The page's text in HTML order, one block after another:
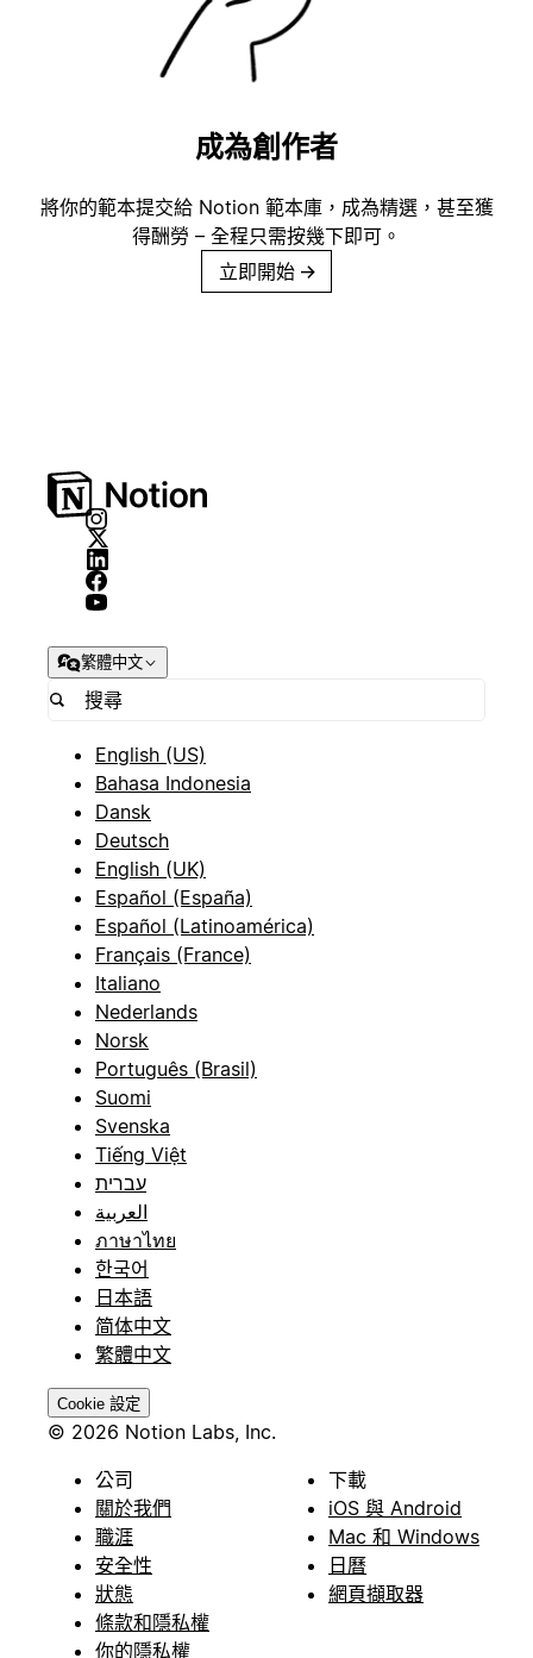
成為創作者
將你的範本提交給 Notion 範本庫，成為精選，甚至獲
得酬勞 – 全程只需按幾下即可。
立即開始 →
繁體中文
English (US)
Bahasa Indonesia
Dansk
Deutsch
English (UK)
Español (España)
Español (Latinoamérica)
Français (France)
Italiano
Nederlands
Norsk
Português (Brasil)
Suomi
Svenska
Tiếng Việt
עברית
العربية
ภาษาไทย
한국어
日本語
简体中文
繁體中文
Cookie 設定
© 2026 Notion Labs, Inc.
公司
關於我們
職涯
安全性
狀態
條款和隱私權
你的隱私權
下載
iOS 與 Android
Mac 和 Windows
日曆
網頁擷取器